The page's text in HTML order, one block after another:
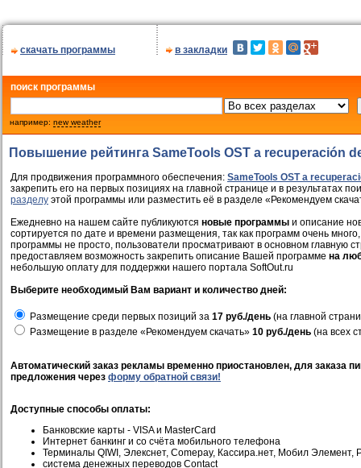
скачать программы в закладки
поиск программы
например: new weather
Повышение рейтинга SameTools OST a recuperación
Для продвижения программного обеспечения: SameTools OST a
закрепить его на первых позициях на главной странице и в результатах
разделу этой программы или разместить её в разделе «Рекомендуем
Ежедневно на нашем сайте публикуются новые программы и описание
сортируется по дате и времени размещения, так как программ очень
программы не просто, пользователи просматривают в основном главную
предоставляем возможность закрепить описание Вашей программе на
небольшую оплату для поддержки нашего портала SoftOut.ru
Выберите необходимый Вам вариант и количество дней:
Размещение среди первых позиций за 17 руб./день (на главной
Размещение в разделе «Рекомендуем скачать» 10 руб./день (на всех
Автоматический заказ рекламы временно приостановлен, для заказа
предложения через форму обратной связи!
Доступные способы оплаты:
Банковские карты - VISA и MasterCard
Интернет банкинг и со счёта мобильного телефона
Терминалы QIWI, Элекснет, Comepay, Кассира.нет, Мобил Элемент,
система денежных переводов Contact